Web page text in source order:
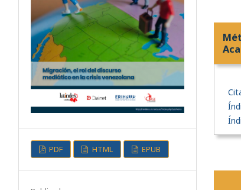
PDF HTML EPUB